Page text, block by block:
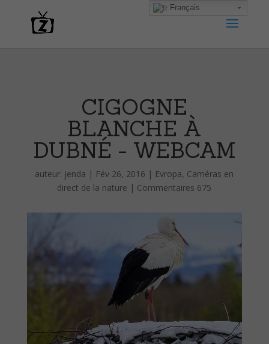
CIGOGNE
BLANCHE À
DUBNÉ - WEBCAM
auteur: jenda | Fév 26, 2016 | Evropa, Caméras en
direct de la nature | Commentaires 675
Français